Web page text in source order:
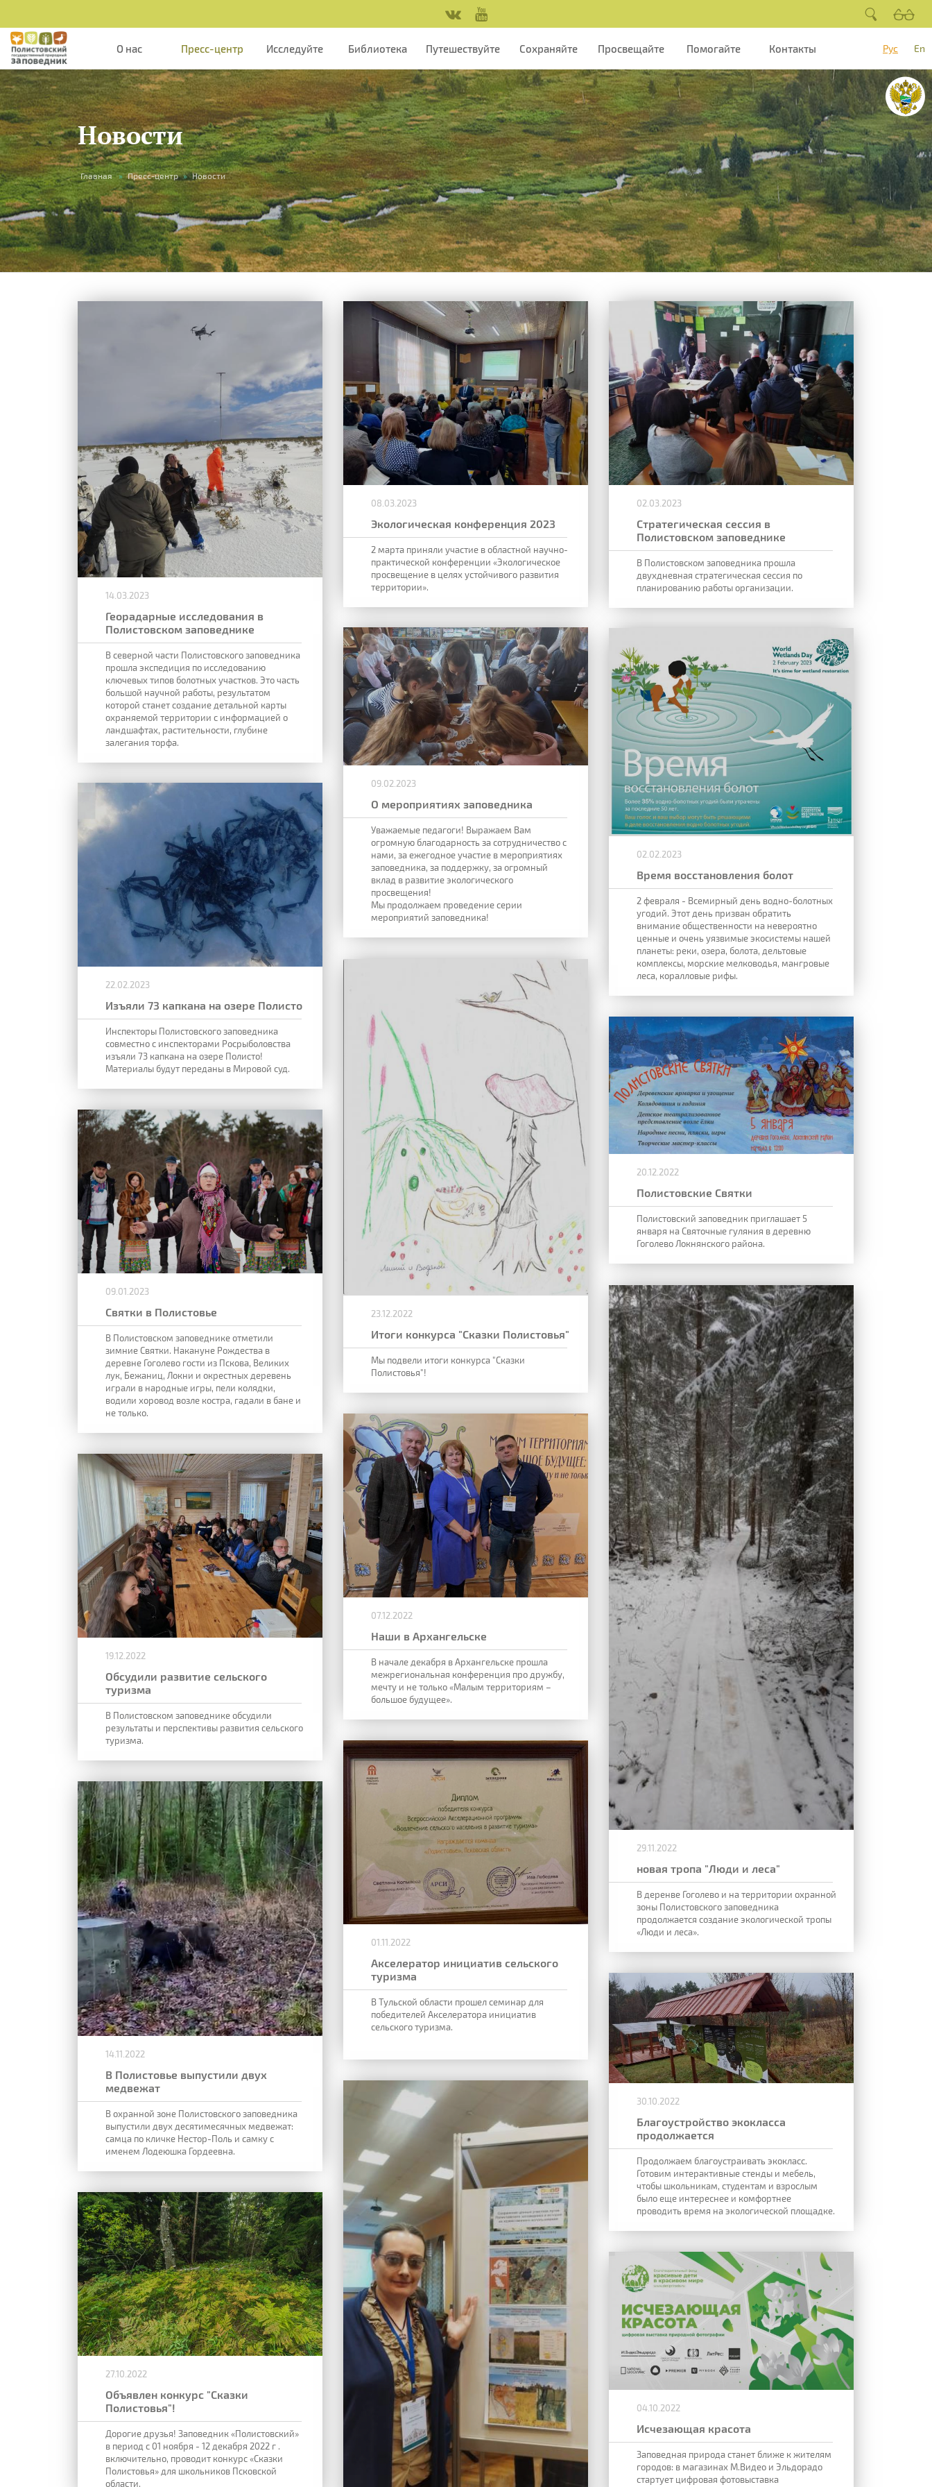
О нас Пресс-центр Исследуйте Библиотека Путешествуйте Сохраняйте Просвещайте Помогайте Контакты Рус En
Новости
Вы
здесь
Главная » Пресс-центр » Новости
14.03.2023
Георадарные исследования в
Полистовском заповеднике
В северной части Полистовского заповедника
прошла экспедиция по исследованию
ключевых типов болотных участков. Это часть
большой научной работы, результатом
которой станет создание детальной карты
охраняемой территории с информацией о
ландшафтах, растительности, глубине
залегания торфа.
08.03.2023
Экологическая конференция 2023
2 марта приняли участие в областной научно-
практической конференции «Экологическое
просвещение в целях устойчивого развития
территории».
02.03.2023
Стратегическая сессия в
Полистовском заповеднике
В Полистовском заповедника прошла
двухдневная стратегическая сессия по
планированию работы организации.
22.02.2023
Изъяли 73 капкана на озере Полисто
Инспекторы Полистовского заповедника
совместно с инспекторами Росрыболовства
изъяли 73 капкана на озере Полисто!
Материалы будут переданы в Мировой суд.
09.02.2023
О мероприятиях заповедника
Уважаемые педагоги! Выражаем Вам
огромную благодарность за сотрудничество с
нами, за ежегодное участие в мероприятиях
заповедника, за поддержку, за огромный
вклад в развитие экологического
просвещения!
Мы продолжаем проведение серии
мероприятий заповедника!
02.02.2023
Время восстановления болот
2 февраля - Всемирный день водно-болотных
угодий. Этот день призван обратить
внимание общественности на невероятно
ценные и очень уязвимые экосистемы нашей
планеты: реки, озера, болота, дельтовые
комплексы, морские мелководья, мангровые
леса, коралловые рифы.
09.01.2023
Святки в Полистовье
В Полистовском заповеднике отметили
зимние Святки. Накануне Рождества в
деревне Гоголево гости из Пскова, Великих
лук, Бежаниц, Локни и окрестных деревень
играли в народные игры, пели колядки,
водили хоровод возле костра, гадали в бане и
не только.
23.12.2022
Итоги конкурса "Сказки Полистовья"
Мы подвели итоги конкурса "Сказки
Полистовья"!
20.12.2022
Полистовские Святки
Полистовский заповедник приглашает 5
января на Святочные гуляния в деревню
Гоголево Локнянского района.
19.12.2022
Обсудили развитие сельского
туризма
В Полистовском заповеднике обсудили
результаты и перспективы развития сельского
туризма.
07.12.2022
Наши в Архангельске
В начале декабря в Архангельске прошла
межрегиональная конференция про дружбу,
мечту и не только «Малым территориям –
большое будущее».
29.11.2022
новая тропа "Люди и леса"
В деренве Гоголево и на территории охранной
зоны Полистовского заповедника
продолжается создание экологической тропы
«Люди и леса».
14.11.2022
В Полистовье выпустили двух
медвежат
В охранной зоне Полистовского заповедника
выпустили двух десятимесячных медвежат:
самца по кличке Нестор-Поль и самку с
именем Лодеюшка Гордеевна.
01.11.2022
Акселератор инициатив сельского
туризма
В Тульской области прошел семинар для
победителей Акселератора инициатив
сельского туризма.
30.10.2022
Благоустройство экокласса
продолжается
Продолжаем благоустраивать экокласс.
Готовим интерактивные стенды и мебель,
чтобы школьникам, студентам и взрослым
было еще интереснее и комфортнее
проводить время наэкологической площадке.
27.10.2022
Объявлен конкурс "Сказки
Полистовья"!
Дорогие друзья! Заповедник «Полистовский»
в период с 01 ноября - 12 декабря 2022 г .
включительно, проводит конкурс «Сказки
Полистовья» для школьников Псковской
области.
04.10.2022
Исчезающая красота
Заповедная природа станет ближе к жителям
городов: в магазинах М.Видео и Эльдорадо
стартует цифровая фотовыставка